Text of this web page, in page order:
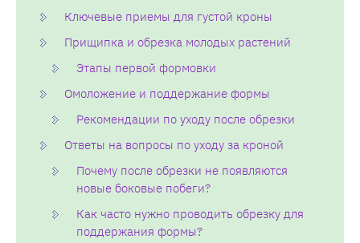
Ключевые приемы для густой кроны
Прищипка и обрезка молодых растений
Этапы первой формовки
Омоложение и поддержание формы
Рекомендации по уходу после обрезки
Ответы на вопросы по уходу за кроной
Почему после обрезки не появляются
новые боковые побеги?
Как часто нужно проводить обрезку для
поддержания формы?